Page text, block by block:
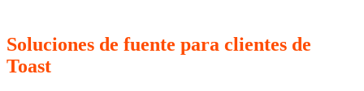
Soluciones de fuente para clientes de
Toast